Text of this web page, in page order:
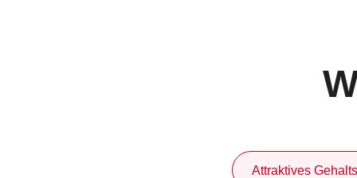
:
Attraktives